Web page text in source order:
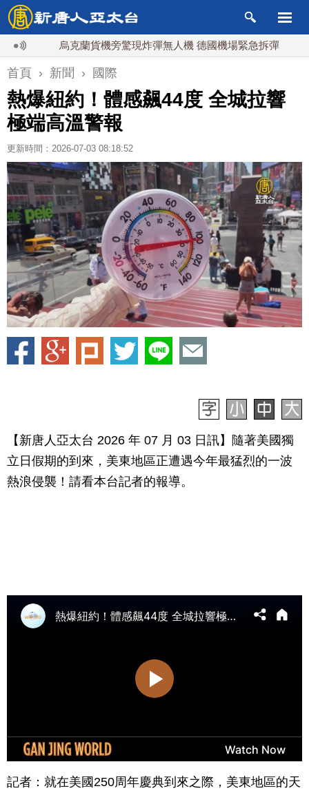
烏克蘭貨機旁驚現炸彈無人機 德國機場緊急拆彈
首頁 › 新聞 › 國際
熱爆紐約！體感飆44度 全城拉響
極端高溫警報
更新時間：2026-07-03 08:18:52
【新唐人亞太台 2026 年 07 月 03 日訊】隨著美國獨
立日假期的到來，美東地區正遭遇今年最猛烈的一波
熱浪侵襲！請看本台記者的報導。
記者：就在美國250周年慶典到來之際，美東地區的天